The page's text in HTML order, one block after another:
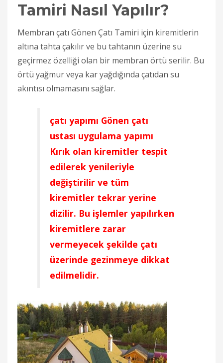
Tamiri Nasıl Yapılır?
Membran çatı Gönen Çatı Tamiri için kiremitlerin
altına tahta çakılır ve bu tahtanın üzerine su
geçirmez özelliği olan bir membran örtü serilir. Bu
örtü yağmur veya kar yağdığında çatıdan su
akıntısı olmamasını sağlar.
çatı yapımı Gönen çatı
ustası uygulama yapımı
Kırık olan kiremitler tespit
edilerek yenileriyle
değiştirilir ve tüm
kiremitler tekrar yerine
dizilir. Bu işlemler yapılırken
kiremitlere zarar
vermeyecek şekilde çatı
üzerinde gezinmeye dikkat
edilmelidir.